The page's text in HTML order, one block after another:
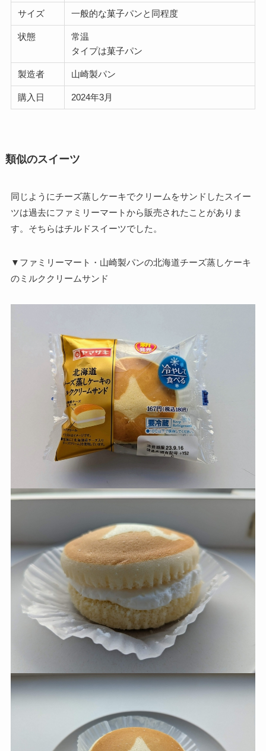
サイズ 一般的な菓子パンと同程度
状態
常温
タイプは菓子パン
製造者 山崎製パン
購入日 2024年3月
類似のスイーツ
同じようにチーズ蒸しケーキでクリームをサンドしたスイー
ツは過去にファミリーマートから販売されたことがありま
す。そちらはチルドスイーツでした。
▼ファミリーマート・山崎製パンの北海道チーズ蒸しケーキ
のミルククリームサンド